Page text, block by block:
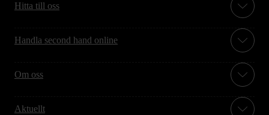
Hitta till oss
Handla second hand online
Om oss
Aktuellt